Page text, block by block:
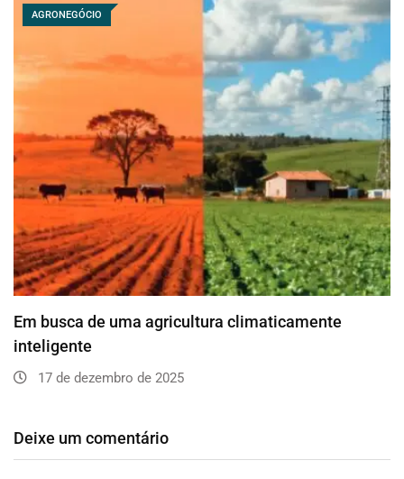
AGRONEGÓCIO
Em busca de uma agricultura climaticamente
inteligente
17 de dezembro de 2025
Deixe um comentário